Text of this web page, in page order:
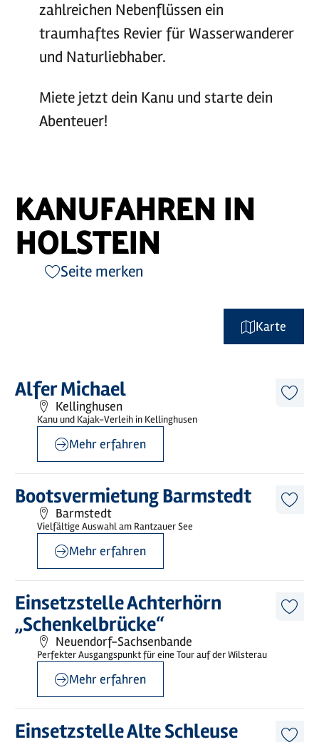
zahlreichen Nebenflüssen ein
traumhaftes Revier für Wasserwanderer
und Naturliebhaber.
Miete jetzt dein Kanu und starte dein
Abenteuer!
KANUFAHREN IN
HOLSTEIN
Seite merken
Karte
Alfer Michael
Kellinghusen
Kanu und Kajak-Verleih in Kellinghusen
Mehr
erfahren
Mehr erfahren
Bootsvermietung Barmstedt
Barmstedt
Vielfältige Auswahl am Rantzauer See
Mehr
erfahren
Mehr erfahren
Einsetzstelle Achterhörn
„Schenkelbrücke“
Neuendorf-Sachsenbande
Perfekter Ausgangspunkt für eine Tour auf der Wilsterau
Mehr
erfahren
Mehr erfahren
Einsetzstelle Alte Schleuse
Mehr
erfahren